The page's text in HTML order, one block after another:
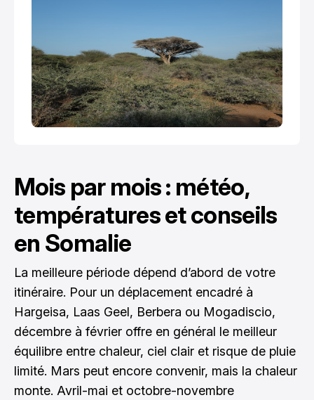
Mois par mois : météo,
températures et conseils
en Somalie
La meilleure période dépend d’abord de votre
itinéraire. Pour un déplacement encadré à
Hargeisa, Laas Geel, Berbera ou Mogadiscio,
décembre à février offre en général le meilleur
équilibre entre chaleur, ciel clair et risque de pluie
limité. Mars peut encore convenir, mais la chaleur
monte. Avril-mai et octobre-novembre